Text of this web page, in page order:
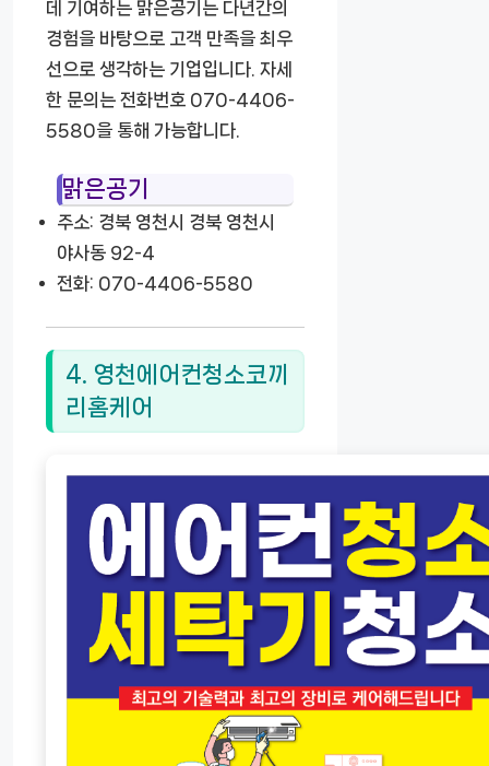
데 기여하는 맑은공기는 다년간의
경험을 바탕으로 고객 만족을 최우
선으로 생각하는 기업입니다. 자세
한 문의는 전화번호 070-4406-
5580을 통해 가능합니다.
맑은공기
주소: 경북 영천시 경북 영천시
야사동 92-4
전화: 070-4406-5580
4. 영천에어컨청소코끼
리홈케어